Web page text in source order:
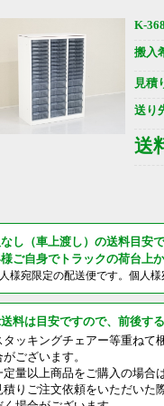
K-
搬入
見積
送り
送
し（車上渡し）の送料目安で
ご自身でトラックの荷台上
様宛限定の配送便です。個人様
料は目安ですので、前後す
タッキングチェアー等重ねて
がございます。
定量以上商品をご購入の場合
積りご注文依頼をいただいた